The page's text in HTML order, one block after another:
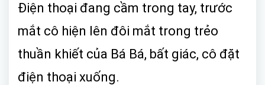
Điện thoại đang cầm trong tay, trước
mắt cô hiện lên đôi mắt trong trẻo
thuần khiết của Bá Bá, bất giác, cô đặt
điện thoại xuống.